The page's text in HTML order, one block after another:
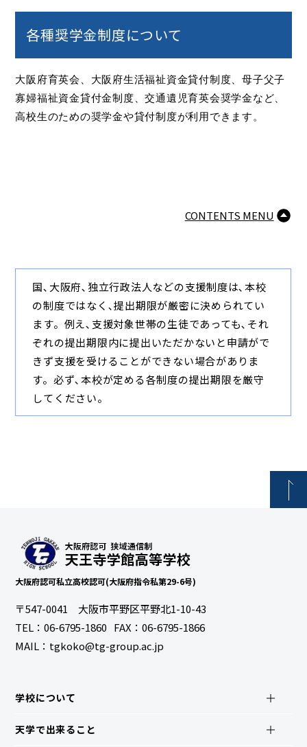
各種奨学金制度について
大阪府育英会、大阪府生活福祉資金貸付制度、母子父子
寡婦福祉資金貸付金制度、交通遺児育英会奨学金など、
高校生のための奨学金や貸付制度が利用できます。
CONTENTS MENU
国､大阪府､独立行政法人などの支援制度は､本校
の制度ではなく､提出期限が厳密に決められてい
ます。例え､支援対象世帯の生徒であっても､それ
ぞれの提出期限内に提出いただかないと申請がで
きず支援を受けることができない場合がありま
す。必ず､本校が定める各制度の提出期限を厳守
してください。
大阪府認可私立高校認可(大阪府指令私第29-6号)
〒547-0041 大阪市平野区平野北1-10-43
TEL：06-6795-1860 FAX：06-6795-1866
MAIL：tgkoko@tg-group.ac.jp
学校について
天学で出来ること